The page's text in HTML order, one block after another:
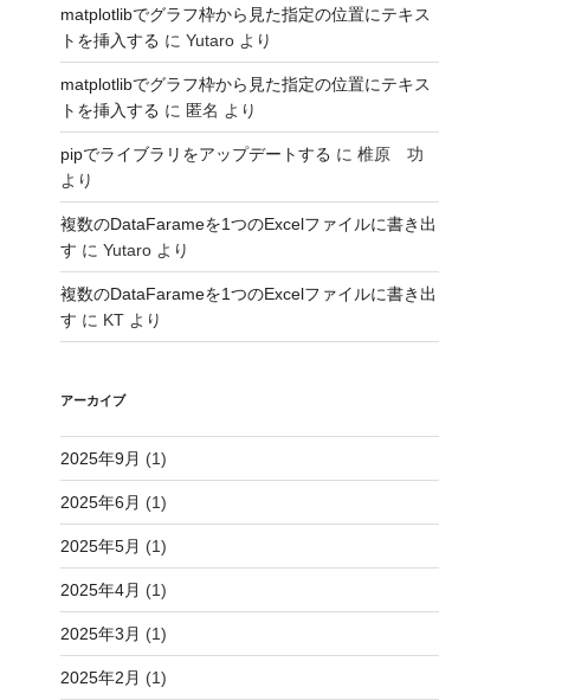
matplotlibでグラフ枠から見た指定の位置にテキス
トを挿入する に Yutaroより
matplotlibでグラフ枠から見た指定の位置にテキス
トを挿入する に 匿名 より
pipでライブラリをアップデートする に 椎原 功
より
複数のDataFarameを1つのExcelファイルに書き出
す に Yutaroより
複数のDataFarameを1つのExcelファイルに書き出
す に KTより
アーカイブ
2025年9月 (1)
2025年6月 (1)
2025年5月 (1)
2025年4月 (1)
2025年3月 (1)
2025年2月 (1)